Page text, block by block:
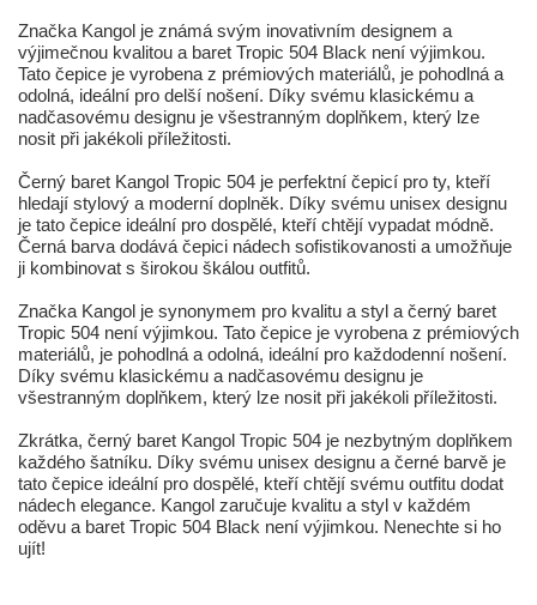
Značka Kangol je známá svým inovativním designem a
výjimečnou kvalitou a baret Tropic 504 Black není výjimkou.
Tato čepice je vyrobena z prémiových materiálů, je pohodlná a
odolná, ideální pro delší nošení. Díky svému klasickému a
nadčasovému designu je všestranným doplňkem, který lze
nosit při jakékoli příležitosti.
Černý baret Kangol Tropic 504 je perfektní čepicí pro ty, kteří
hledají stylový a moderní doplněk. Díky svému unisex designu
je tato čepice ideální pro dospělé, kteří chtějí vypadat módně.
Černá barva dodává čepici nádech sofistikovanosti a umožňuje
ji kombinovat s širokou škálou outfitů.
Značka Kangol je synonymem pro kvalitu a styl a černý baret
Tropic 504 není výjimkou. Tato čepice je vyrobena z prémiových
materiálů, je pohodlná a odolná, ideální pro každodenní nošení.
Díky svému klasickému a nadčasovému designu je
všestranným doplňkem, který lze nosit při jakékoli příležitosti.
Zkrátka, černý baret Kangol Tropic 504 je nezbytným doplňkem
každého šatníku. Díky svému unisex designu a černé barvě je
tato čepice ideální pro dospělé, kteří chtějí svému outfitu dodat
nádech elegance. Kangol zaručuje kvalitu a styl v každém
oděvu a baret Tropic 504 Black není výjimkou. Nenechte si ho
ujít!